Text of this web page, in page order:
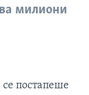
милиони
постапеше